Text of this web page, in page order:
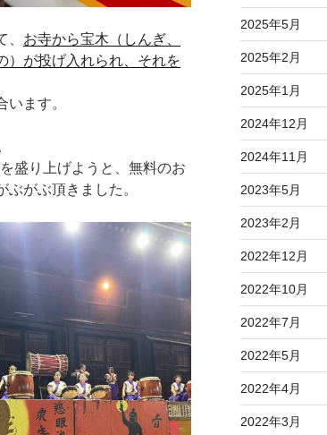
お寺から宝木（しんぎ、
）が投げ入れられ、それを
ます。
盛り上げようと、無料のお
がぶ頂きました。
2025年5月
2025年2月
2025年1月
2024年12月
2024年11月
2023年5月
2023年2月
2022年12月
2022年10月
2022年7月
2022年5月
2022年4月
2022年3月